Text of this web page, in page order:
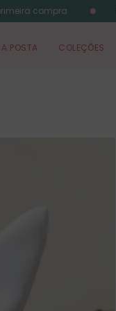
compra
POSTA COLEÇÕES